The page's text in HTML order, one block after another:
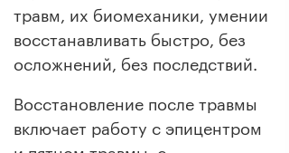
травм, их биомеханики, умении
восстанавливать быстро, без
осложнений, без последствий.
Восстановление после травмы
включает работу с эпицентром